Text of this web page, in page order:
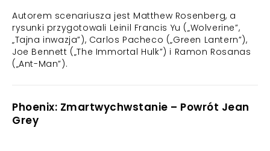
Autorem scenariusza jest Matthew Rosenberg, a
rysunki przygotowali Leinil Francis Yu („Wolverine”,
„Tajna inwazja”), Carlos Pacheco („Green Lantern”),
Joe Bennett („The Immortal Hulk”) i Ramon Rosanas
(„Ant-Man”).
Phoenix: Zmartwychwstanie – Powrót Jean
Grey